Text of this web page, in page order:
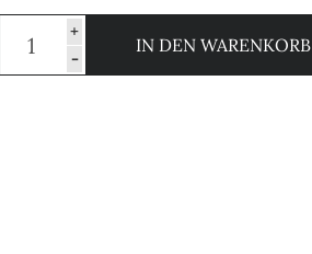
+
-
IN DEN WARENKORB